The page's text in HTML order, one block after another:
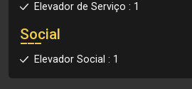
Elevador de Serviço : 1
Social
Elevador Social : 1